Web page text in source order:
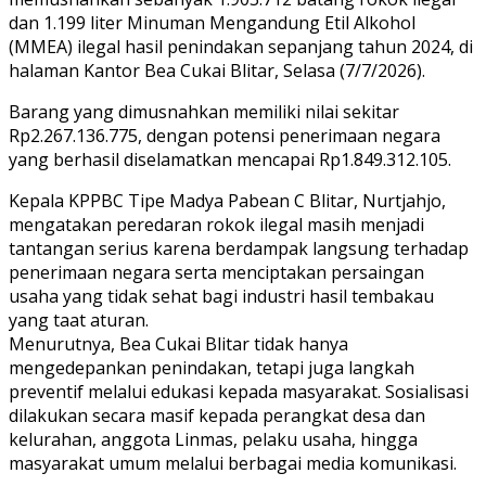
dan 1.199 liter Minuman Mengandung Etil Alkohol
(MMEA) ilegal hasil penindakan sepanjang tahun 2024, di
halaman Kantor Bea Cukai Blitar, Selasa (7/7/2026).
Barang yang dimusnahkan memiliki nilai sekitar
Rp2.267.136.775, dengan potensi penerimaan negara
yang berhasil diselamatkan mencapai Rp1.849.312.105.
Kepala KPPBC Tipe Madya Pabean C Blitar, Nurtjahjo,
mengatakan peredaran rokok ilegal masih menjadi
tantangan serius karena berdampak langsung terhadap
penerimaan negara serta menciptakan persaingan
usaha yang tidak sehat bagi industri hasil tembakau
yang taat aturan.
Menurutnya, Bea Cukai Blitar tidak hanya
mengedepankan penindakan, tetapi juga langkah
preventif melalui edukasi kepada masyarakat. Sosialisasi
dilakukan secara masif kepada perangkat desa dan
kelurahan, anggota Linmas, pelaku usaha, hingga
masyarakat umum melalui berbagai media komunikasi.